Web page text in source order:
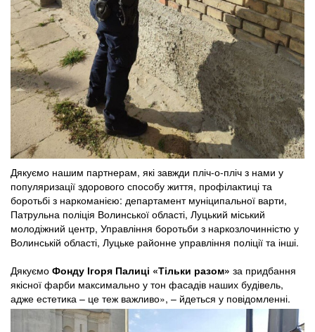
Дякуємо нашим партнерам, які завжди пліч-о-пліч з нами у
популяризації здорового способу життя, профілактиці та
боротьбі з наркоманією: департамент муніципальної варти,
Патрульна поліція Волинської області, Луцький міський
молодіжний центр, Управління боротьби з наркозлочинністю у
Волинській області, Луцьке районне управління поліції та інші.
Дякуємо Фонду Ігоря Палиці «Тільки разом» за придбання
якісної фарби максимально у тон фасадів наших будівель,
адже естетика – це теж важливо», – йдеться у повідомленні.